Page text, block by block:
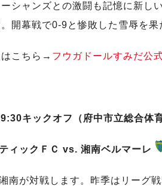
シャンズとの激闘も記憶に新し
開幕戦で0-9と惨敗した雪辱を
こちら→ フウガドールすみだ公
キックオフ（府中市立総合体育
ィックＦＣ vs. 湘南ベルマーレ
南が対戦します。昨季はリーグ